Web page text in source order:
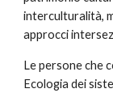
interculturalità,
approcci
Le persone che
Ecologia dei